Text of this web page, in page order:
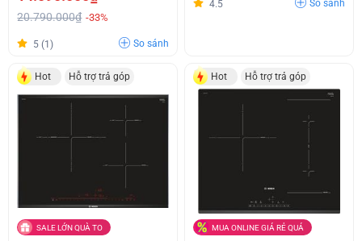
20.790.000₫ -33%
5 (1) So sánh
4.5 So sánh
Hot Hỗ trợ trả góp
SALE LỚN QUÀ TO
Hot Hỗ trợ trả góp
MUA ONLINE GIÁ RẺ QUÁ